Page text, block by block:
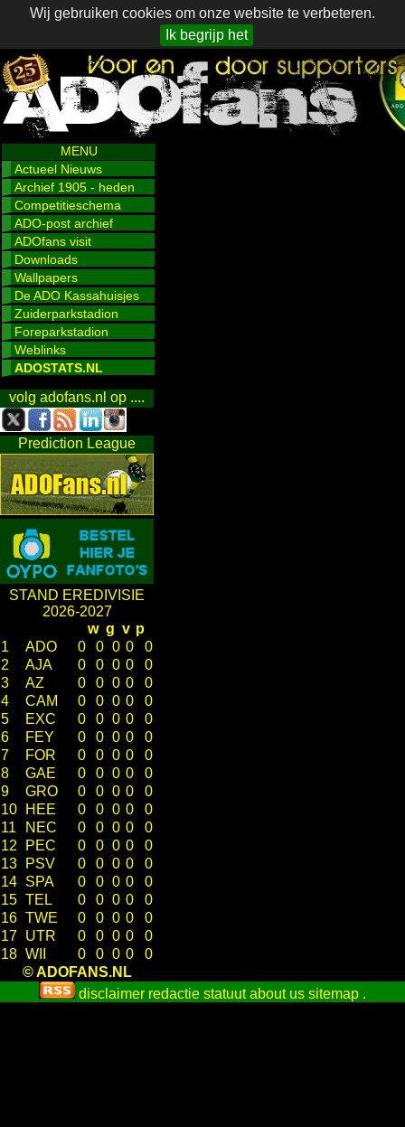
Wij gebruiken cookies om onze website te verbeteren.
Ik begrijp het
MENU
Actueel Nieuws
Archief 1905 - heden
Competitieschema
ADO-post archief
ADOfans visit
Downloads
Wallpapers
De ADO Kassahuisjes
Zuiderparkstadion
Foreparkstadion
Weblinks
ADOSTATS.NL
volg adofans.nl op ....
Prediction League
STAND EREDIVISIE
2026-2027
w g v p
1
ADO 0 0 0 0
0
2
AJA 0 0 0 0
0
3
AZ 0 0 0 0
0
4
CAM 0 0 0 0
0
5
EXC 0 0 0 0
0
6
FEY 0 0 0 0
0
7
FOR 0 0 0 0
0
8
GAE 0 0 0 0
0
9
GRO 0 0 0 0
0
10
HEE 0 0 0 0
0
11
NEC 0 0 0 0
0
12
PEC 0 0 0 0
0
13
PSV 0 0 0 0
0
14 SPA 0 0 0 0
0
15 TEL 0 0 0 0
0
16 TWE 0 0 0 0
0
17 UTR 0 0 0 0
0
18 WII 0 0 0 0
0
© ADOFANS.NL
disclaimer redactie statuut about us sitemap .